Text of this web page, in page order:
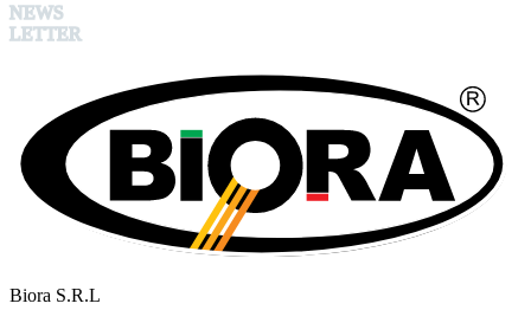
NEWS
LETTER
Biora S.R.L